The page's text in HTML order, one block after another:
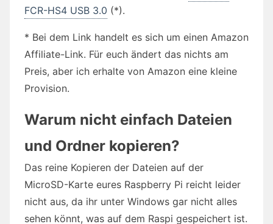
FCR-HS4 USB 3.0 (*).
* Bei dem Link handelt es sich um einen Amazon
Affiliate-Link. Für euch ändert das nichts am
Preis, aber ich erhalte von Amazon eine kleine
Provision.
Warum nicht einfach Dateien
und Ordner kopieren?
Das reine Kopieren der Dateien auf der
MicroSD-Karte eures Raspberry Pi reicht leider
nicht aus, da ihr unter Windows gar nicht alles
sehen könnt, was auf dem Raspi gespeichert ist.